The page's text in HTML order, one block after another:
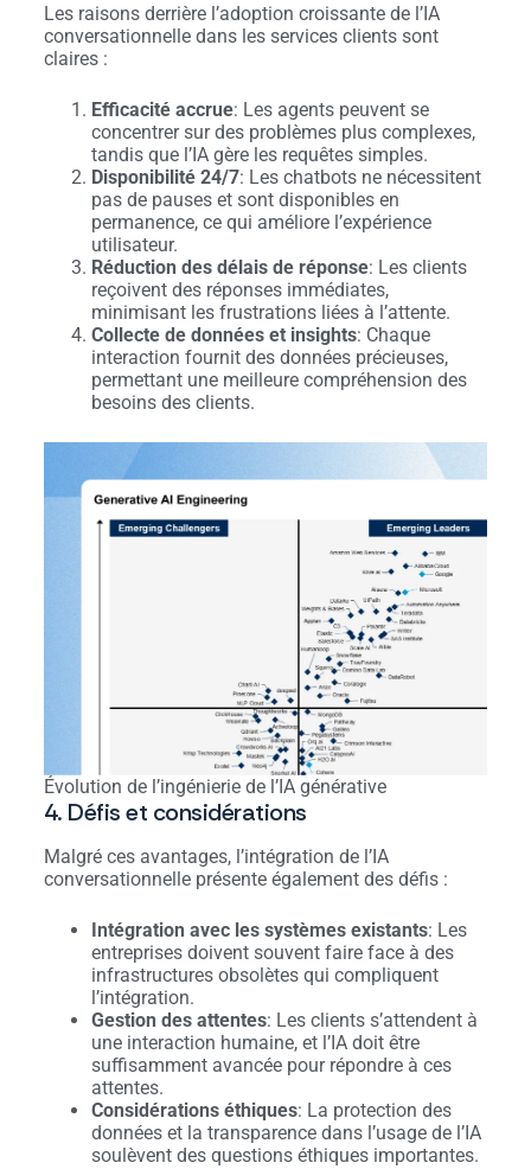
Les raisons derrière l’adoption croissante de l’IA
conversationnelle dans les services clients sont
claires :
Efficacité accrue: Les agents peuvent se
concentrer sur des problèmes plus complexes,
tandis que l’IA gère les requêtes simples.
Disponibilité 24/7: Les chatbots ne nécessitent
pas de pauses et sont disponibles en
permanence, ce qui améliore l’expérience
utilisateur.
Réduction des délais de réponse: Les clients
reçoivent des réponses immédiates,
minimisant les frustrations liées à l’attente.
Collecte de données et insights: Chaque
interaction fournit des données précieuses,
permettant une meilleure compréhension des
besoins des clients.
Évolution de l’ingénierie de l’IA générative
4. Défis et considérations
Malgré ces avantages, l’intégration de l’IA
conversationnelle présente également des défis :
Intégration avec les systèmes existants: Les
entreprises doivent souvent faire face à des
infrastructures obsolètes qui compliquent
l’intégration.
Gestion des attentes: Les clients s’attendent à
une interaction humaine, et l’IA doit être
suffisamment avancée pour répondre à ces
attentes.
Considérations éthiques: La protection des
données et la transparence dans l’usage de l’IA
soulèvent des questions éthiques importantes.